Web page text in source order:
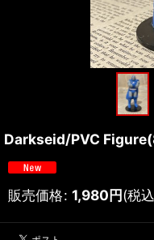
Darkseid/PVC
販売価格: 1,980円(税